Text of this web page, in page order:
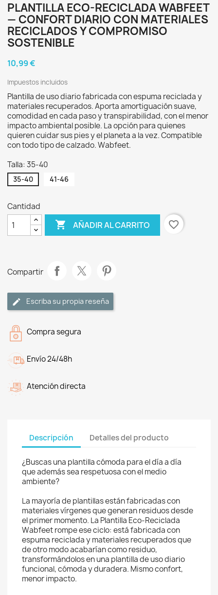
PLANTILLA ECO-RECICLADA WABFEET
— CONFORT DIARIO CON MATERIALES
RECICLADOS Y COMPROMISO
SOSTENIBLE
10,99 €
Impuestos incluidos
Plantilla de uso diario fabricada con espuma reciclada y
materiales recuperados. Aporta amortiguación suave,
comodidad en cada paso y transpirabilidad, con el menor
impacto ambiental posible. La opción para quienes
quieren cuidar sus pies y el planeta a la vez. Compatible
con todo tipo de calzado. Wabfeet.
Talla: 35-40
35-40 41-46
Cantidad
 AÑADIR AL CARRITO favorite_border
Compartir
Escriba su propia reseña
Compra segura
Envío 24/48h
Atención directa
Descripción Detalles del producto
¿Buscas una plantilla cómoda para el día a día
que además sea respetuosa con el medio
ambiente?
La mayoría de plantillas están fabricadas con
materiales vírgenes que generan residuos desde
el primer momento. La Plantilla Eco-Reciclada
Wabfeet rompe ese ciclo: está fabricada con
espuma reciclada y materiales recuperados que
de otro modo acabarían como residuo,
transformándolos en una plantilla de uso diario
funcional, cómoda y duradera. Mismo confort,
menor impacto.